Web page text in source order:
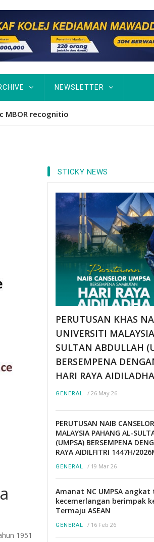
NEWSLETTER
Berterusan Hingga PhD
1951
STICKY NEWS
PERUTUSAN KHAS
UNIVERSITI
SULTAN ABDULLAH
BERSEMPENA
HARI RAYA
GENERAL / 26 May 26
PERUTUSAN NAIB
MALAYSIA PAHANG AL-
(UMPSA) BERSEMPENA
RAYA AIDILFITRI 1447H/
GENERAL / 19 Mar 26
Amanat NC UMPSA
kecemerlangan berimpak
Termaju ASEAN
GENERAL / 16 Feb 26